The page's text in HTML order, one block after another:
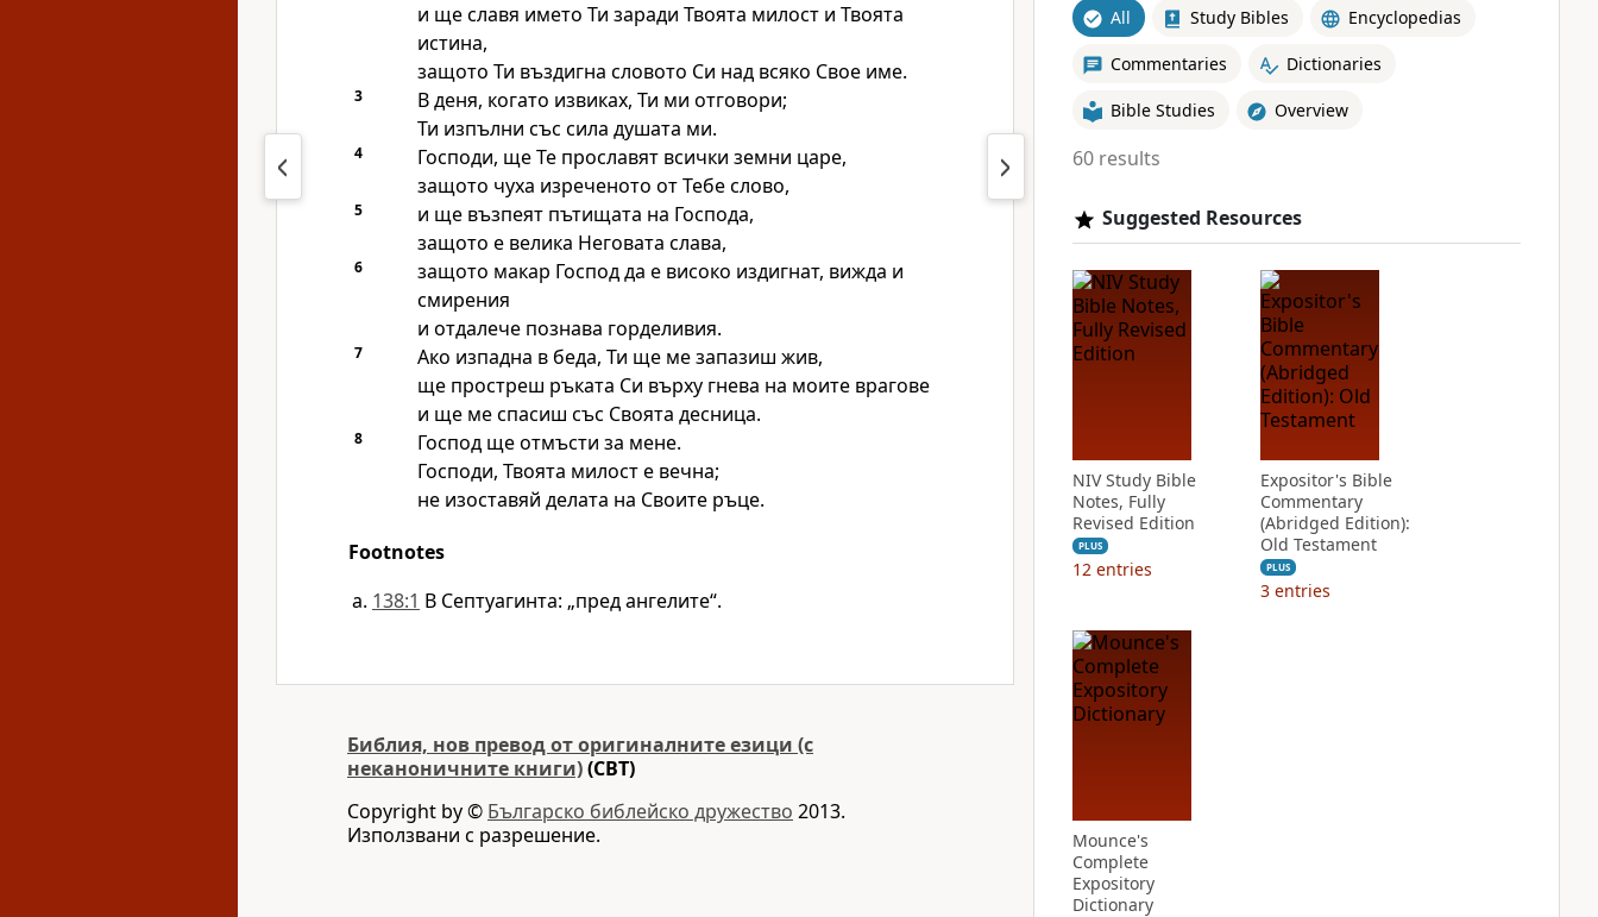
и ще славя името Ти заради Твоята милост и Твоята
истина,
защото Ти въздигна словото Си над всяко Свое име.
3
В деня, когато извиках, Ти ми отговори;
Ти изпълни със сила душата ми.
4
Господи, ще Те прославят всички земни царе,
защото чуха изреченото от Тебе слово,
5
и ще възпеят пътищата на Господа,
защото е велика Неговата слава,
6
защото макар Господ да е високо издигнат, вижда и
смирения
и отдалече познава горделивия.
7
Ако изпадна в беда, Ти ще ме запазиш жив,
ще простреш ръката Си върху гнева на моите врагове
и ще ме спасиш със Своята десница.
8
Господ ще отмъсти за мене.
Господи, Твоята милост е вечна;
не изоставяй делата на Своите ръце.
Footnotes
138:1 В Септуагинта: „пред ангелите“.
Библия, нов превод от оригиналните езици (с
неканоничните книги)(CBT)
Copyright by © Българско библейско дружество 2013.
Използвани с разрешение.
All Study Bibles Encyclopedias
Commentaries Dictionaries
Bible Studies Overview
60 results
Suggested Resources
NIV Study Bible
Notes, Fully
Revised Edition
PLUS
12 entries
Expositor's Bible
Commentary
(Abridged Edition):
Old Testament
PLUS
3 entries
Mounce's
Complete
Expository
Dictionary